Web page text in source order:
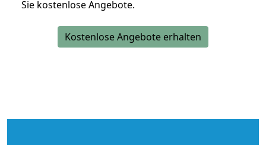
Sie kostenlose Angebote.
Kostenlose Angebote erhalten